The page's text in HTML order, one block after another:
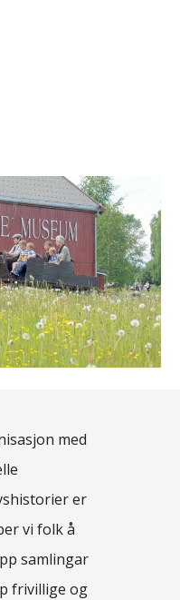
med
er
vi folk å
samlingar
frivillige og